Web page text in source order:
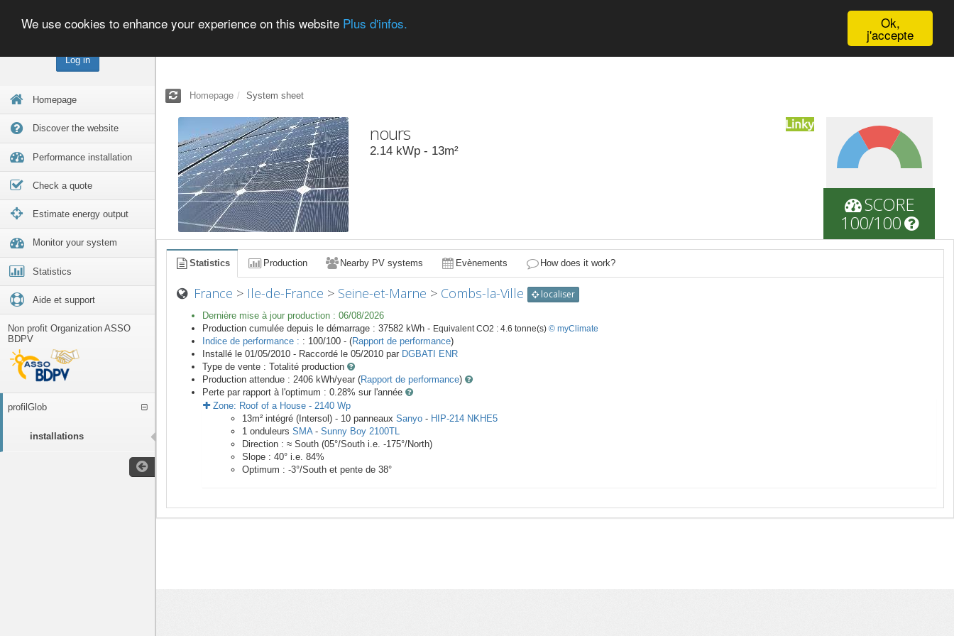
Log in
Homepage
Discover the website
Performance installation
Check a quote
Estimate energy output
Monitor your system
Statistics
Aide et support
Non profit Organization ASSO
BDPV
profilGlob
installations
Ok,
j'accepte
We use cookies to enhance your experience on this website Plus d'infos.
Homepage System sheet
nours
2.14 kWp - 13m²
SCORE
100/100
Statistics Production Nearby PV systems Evènements How does it work?
France > Ile-de-France > Seine-et-Marne > Combs-la-Ville localiser
Dernière mise à jour production : 06/08/2026
Production cumulée depuis le démarrage : 37582 kWh - Equivalent CO2 : 4.6 tonne(s) © myClimate
Indice de performance : : 100/100 - (Rapport de performance)
Installé le 01/05/2010 - Raccordé le 05/2010 par DGBATI ENR
Type de vente : Totalité production
Production attendue : 2406 kWh/year (Rapport de performance)
Perte par rapport à l'optimum : 0.28% sur l'année
Zone: Roof of a House - 2140 Wp
13m² intégré (Intersol) - 10 panneaux Sanyo - HIP-214 NKHE5
1 onduleurs SMA- Sunny Boy 2100TL
Direction : ≈ South (05°/South i.e. -175°/North)
Slope : 40° i.e. 84%
Optimum : -3°/South et pente de 38°